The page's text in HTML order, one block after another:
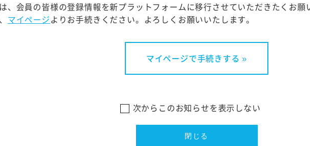
【その他】
・事前説明会無し、当日に業務内容をご説明します
・数時間単位でのご参加も可能ですので、エントリー時に「連絡欄」
※初めての方でもお気軽にご参加ください
※1度のお申込につき1名まで（ご家族・お連れ様等もお一人ずつご応募
、会員の皆様の登録情報を新プラットフォームに移行させていただきたくお願
マイページよりお手続きください。よろしくお願いいたします。
マイページで手続きする »
次からこのお知らせを表示しない
閉じる